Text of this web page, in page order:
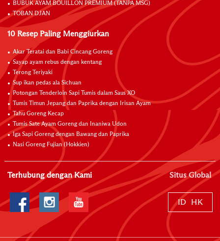
BUBUK AYAM BOUILLON PREMIUM (TANPA MSG)
TOBAN DJAN
10 Resep Paling Menggiurkan
Akar Teratai dan Babi Cincang Goreng
Sayap ayam rebus dengan kentang
Terong Teriyaki
Sup ikan pedas ala Sichuan
Potongan Tenderloin Sapi Tumis dalam Saus XO
Tumis Timun Jepang dan Paprika dengan Irisan Ayam
Tahu Goreng Kecap
Tumis Sate Ayam Goreng dan Inaniwa Udon
Iga Sapi Goreng dengan Bawang dan Paprika
Nasi Goreng Fujian (Hokkien)
Terhubung dengan Kami Situs Global
ID HK